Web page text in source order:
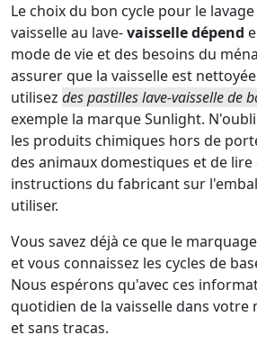
Le choix du bon cycle pour le
vaisselle au lave-vaisselle dépend
mode de vie et des besoins du
assurer que la vaisselle est
utilisez des pastilles lave-vaisselle de
exemple la marqueSunlight.
les produits chimiques hors de
des animaux domestiques et de lire
instructions du fabricant sur
utiliser.
Vous savez déjà ce que le
et vous connaissez les cycles de
Nous espérons qu'avec ces
quotidien de la vaisselle dans votre
et sans tracas.